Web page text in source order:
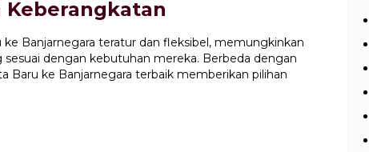
Keberangkatan
Banjarnegara teratur dan fleksibel, memungkinkan
dengan kebutuhan mereka. Berbeda dengan
Baru ke Banjarnegara terbaik memberikan pilihan